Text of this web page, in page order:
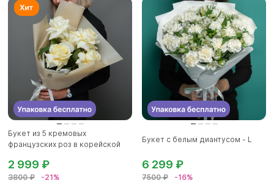
Букет из 5 кремовых
французских роз в корейской
3800 ₽ -21%
2 999 ₽
Букет с белым диантусом - L
7500 ₽ -16%
6 299 ₽